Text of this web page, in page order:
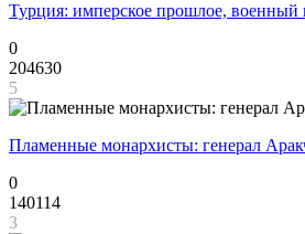
Турция: имперское прошлое, военный
0
204630
5
Пламенные монархисты: генерал
0
140114
3